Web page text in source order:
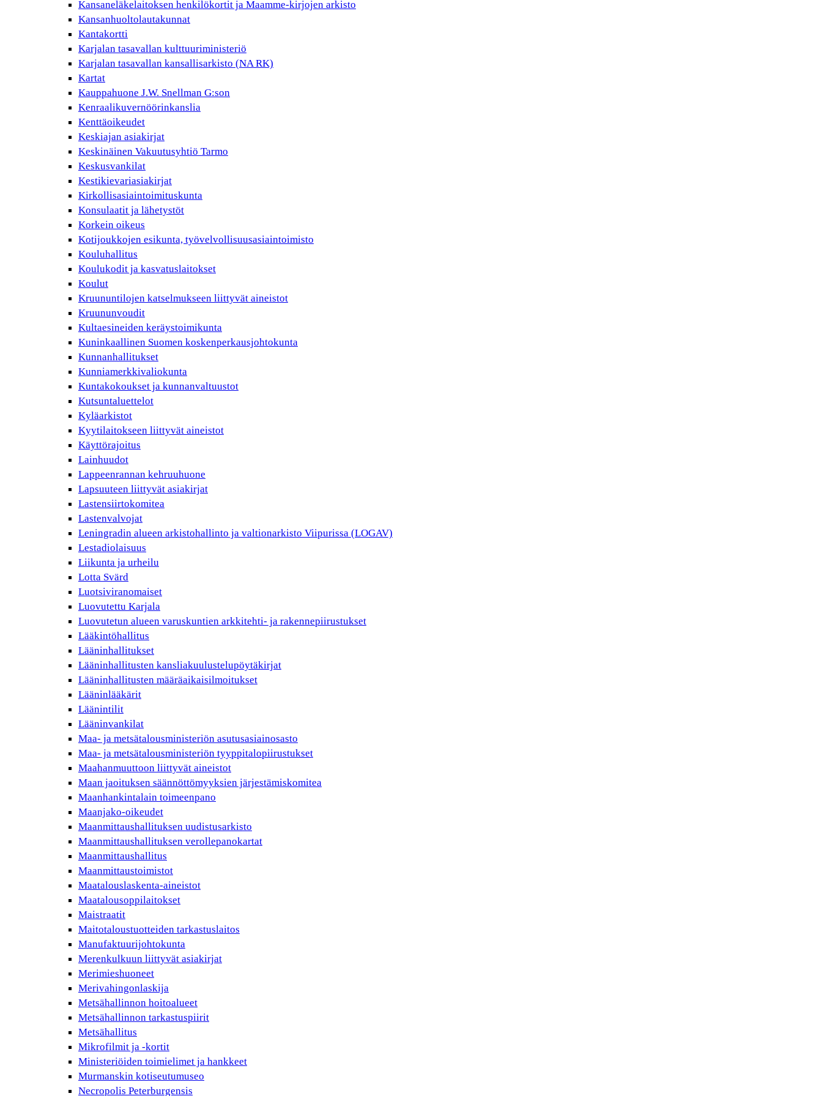
Kansaneläkelaitoksen henkilökortit ja Maamme-kirjojen arkisto
Kansanhuoltolautakunnat
Kantakortti
Karjalan tasavallan kulttuuriministeriö
Karjalan tasavallan kansallisarkisto (NA RK)
Kartat
Kauppahuone J.W. Snellman G:son
Kenraalikuvernöörinkanslia
Kenttäoikeudet
Keskiajan asiakirjat
Keskinäinen Vakuutusyhtiö Tarmo
Keskusvankilat
Kestikievariasiakirjat
Kirkollisasiaintoimituskunta
Konsulaatit ja lähetystöt
Korkein oikeus
Kotijoukkojen esikunta, työvelvollisuusasiaintoimisto
Kouluhallitus
Koulukodit ja kasvatuslaitokset
Koulut
Kruununtilojen katselmukseen liittyvät aineistot
Kruununvoudit
Kultaesineiden keräystoimikunta
Kuninkaallinen Suomen koskenperkausjohtokunta
Kunnanhallitukset
Kunniamerkkivaliokunta
Kuntakokoukset ja kunnanvaltuustot
Kutsuntaluettelot
Kyläarkistot
Kyytilaitokseen liittyvät aineistot
Käyttörajoitus
Lainhuudot
Lappeenrannan kehruuhuone
Lapsuuteen liittyvät asiakirjat
Lastensiirtokomitea
Lastenvalvojat
Leningradin alueen arkistohallinto ja valtionarkisto Viipurissa (LOGAV)
Lestadiolaisuus
Liikunta ja urheilu
Lotta Svärd
Luotsiviranomaiset
Luovutettu Karjala
Luovutetun alueen varuskuntien arkkitehti- ja rakennepiirustukset
Lääkintöhallitus
Lääninhallitukset
Lääninhallitusten kansliakuulustelupöytäkirjat
Lääninhallitusten määräaikaisilmoitukset
Lääninlääkärit
Läänintilit
Lääninvankilat
Maa- ja metsätalousministeriön asutusasiainosasto
Maa- ja metsätalousministeriön tyyppitalopiirustukset
Maahanmuuttoon liittyvät aineistot
Maan jaoituksen säännöttömyyksien järjestämiskomitea
Maanhankintalain toimeenpano
Maanjako-oikeudet
Maanmittaushallituksen uudistusarkisto
Maanmittaushallituksen verollepanokartat
Maanmittaushallitus
Maanmittaustoimistot
Maatalouslaskenta-aineistot
Maatalousoppilaitokset
Maistraatit
Maitotaloustuotteiden tarkastuslaitos
Manufaktuurijohtokunta
Merenkulkuun liittyvät asiakirjat
Merimieshuoneet
Merivahingonlaskija
Metsähallinnon hoitoalueet
Metsähallinnon tarkastuspiirit
Metsähallitus
Mikrofilmit ja -kortit
Ministeriöiden toimielimet ja hankkeet
Murmanskin kotiseutumuseo
Necropolis Peterburgensis